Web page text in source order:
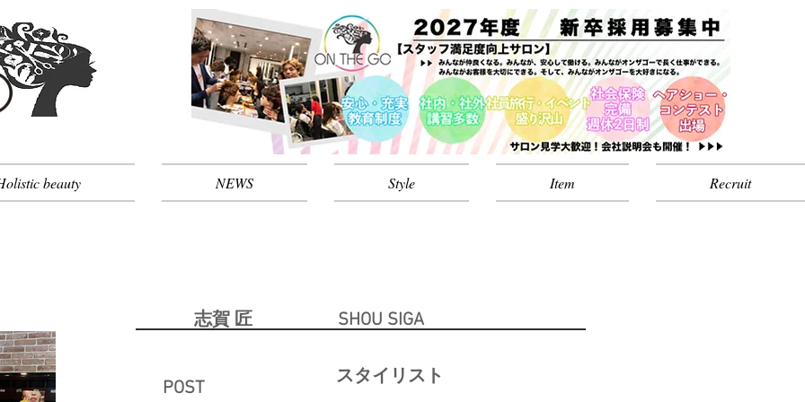
beauty NEWS Style Item Recruit
​志賀 匠 SHOU SIGA
POST
スタイリスト